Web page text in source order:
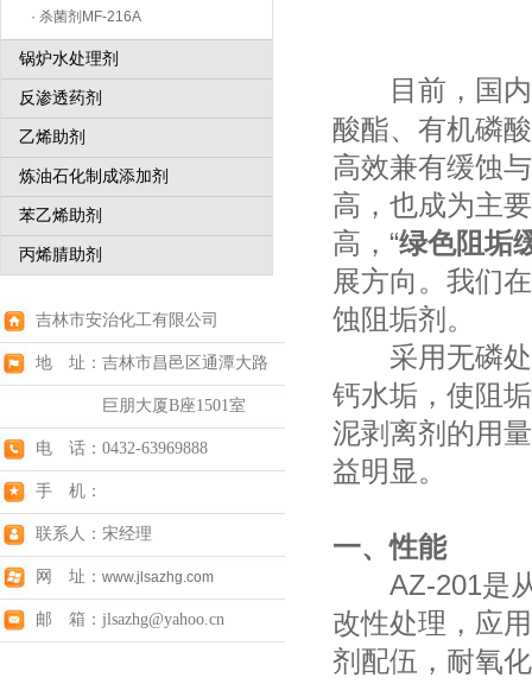
· 杀菌剂MF-216A
锅炉水处理剂
反渗透药剂
乙烯助剂
炼油石化制成添加剂
苯乙烯助剂
丙烯腈助剂
吉林市安治化工有限公司
地 址：吉林市昌邑区通潭大路
巨朋大厦B座1501室
电 话：0432-63969888
手 机：
联系人：宋经理
网 址： www.jlsazhg.com
邮 箱：jlsazhg@yahoo.cn
目前，国内
酸酯、有机磷
高效兼有缓蚀
高，也成为主
高，“绿色阻垢
展方向。我们
蚀阻垢剂。
采用无磷处
钙水垢，使阻
泥剥离剂的用
益明显。
一、性能
AZ-201是从
改性处理，应
剂配伍，耐氧